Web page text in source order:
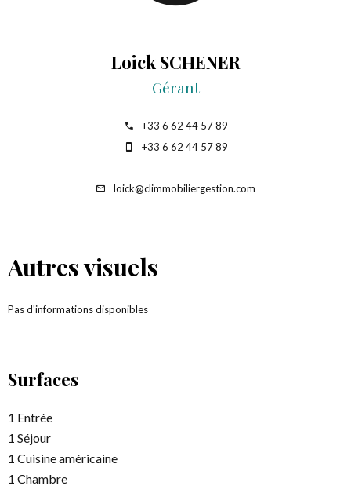
Loick SCHENER
Gérant
+33 6 62 44 57 89
+33 6 62 44 57 89
loick@climmobiliergestion.com
Autres visuels
Pas d'informations disponibles
Surfaces
1 Entrée
1 Séjour
1 Cuisine américaine
1 Chambre